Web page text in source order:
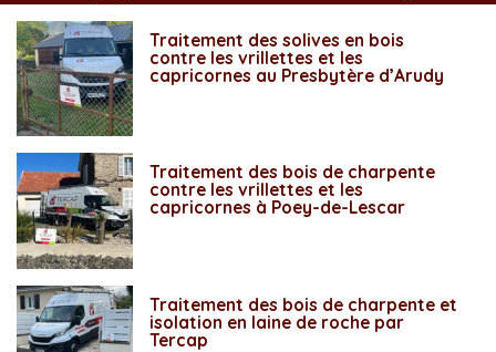
Traitement des solives en bois
contre les vrillettes et les
capricornes au Presbytère d’Arudy
Traitement des bois de charpente
contre les vrillettes et les
capricornes à Poey-de-Lescar
Traitement des bois de charpente et
isolation en laine de roche par
Tercap